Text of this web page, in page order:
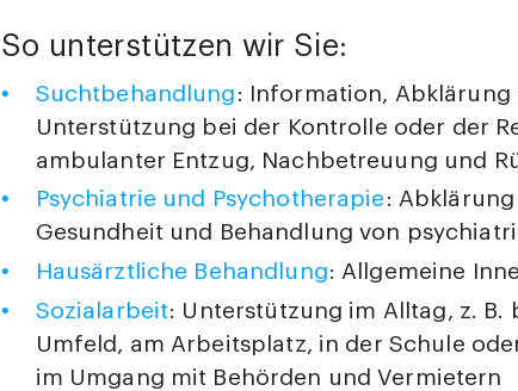
So unterstützen wir Sie:
Suchtbehandlung : Information, Abklärung
Unterstützung bei der Kontrolle oder der
ambulanter Entzug, Nachbetreuung und
Psychiatrie und Psychotherapie :
Gesundheit und Behandlung von
Hausärztliche Behandlung: Allgemeine
Sozialarbeit: Unterstützung im Alltag, z. B.
Umfeld, am Arbeitsplatz, in der Schule
im Umgang mit Behörden und Vermietern